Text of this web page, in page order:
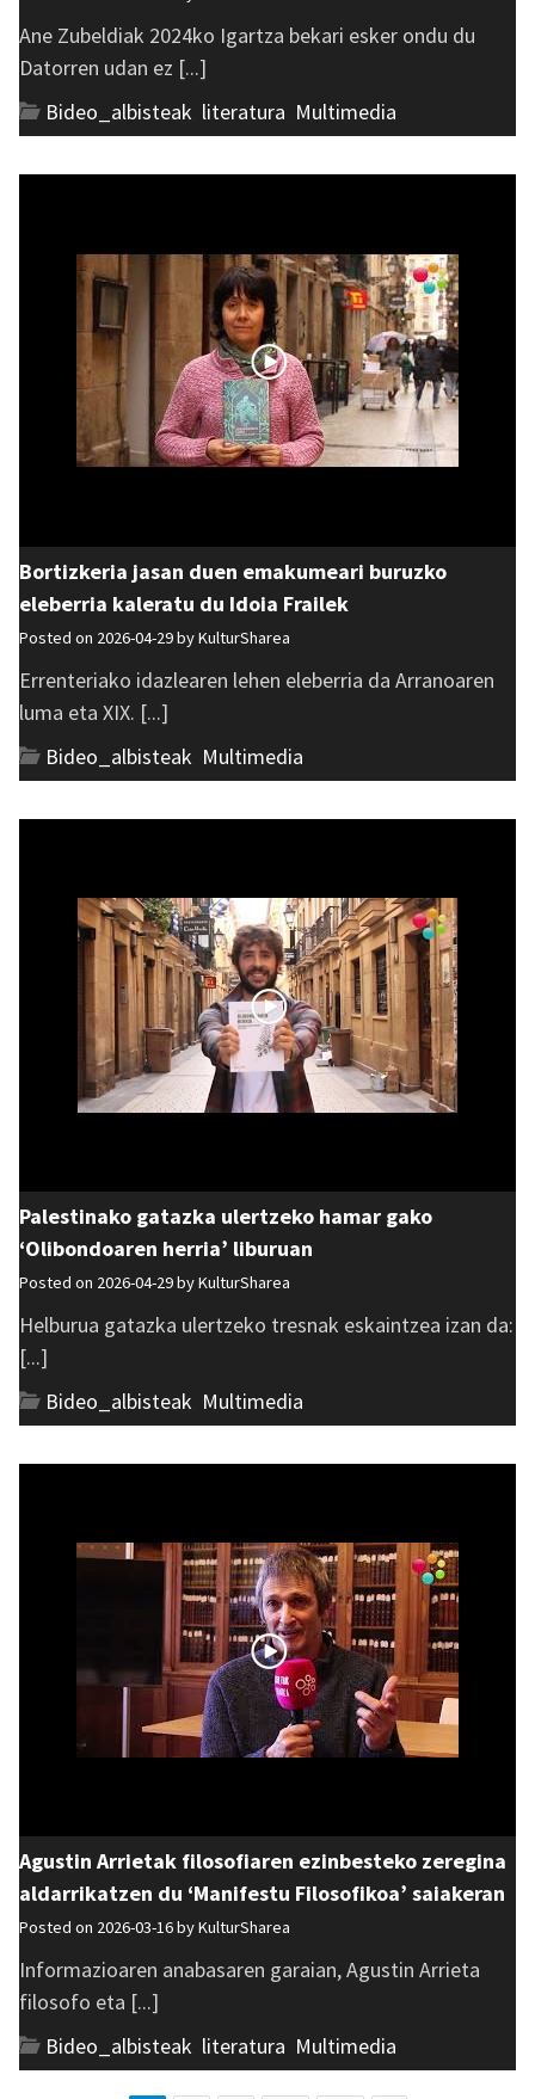
Ane Zubeldiak 2024ko Igartza bekari esker ondu du
Datorren udan ez [...]
Bideo_albisteak literatura Multimedia
Bortizkeria jasan duen emakumeari buruzko
eleberria kaleratu du Idoia Frailek
Posted on 2026-04-29 byKulturSharea
Errenteriako idazlearen lehen eleberria da Arranoaren
luma eta XIX. [...]
Bideo_albisteak Multimedia
Palestinako gatazka ulertzeko hamar gako
‘Olibondoaren herria’ liburuan
Posted on 2026-04-29 byKulturSharea
Helburua gatazka ulertzeko tresnak eskaintzea izan da:
[...]
Bideo_albisteak Multimedia
Agustin Arrietak filosofiaren ezinbesteko zeregina
aldarrikatzen du ‘Manifestu Filosofikoa’ saiakeran
Posted on 2026-03-16 byKulturSharea
Informazioaren anabasaren garaian, Agustin Arrieta
filosofo eta [...]
Bideo_albisteak literatura Multimedia